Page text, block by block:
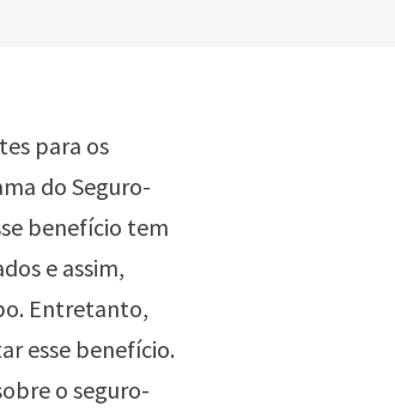
para os
do Seguro-
benefício tem
e assim,
Entretanto,
esse benefício.
o seguro-